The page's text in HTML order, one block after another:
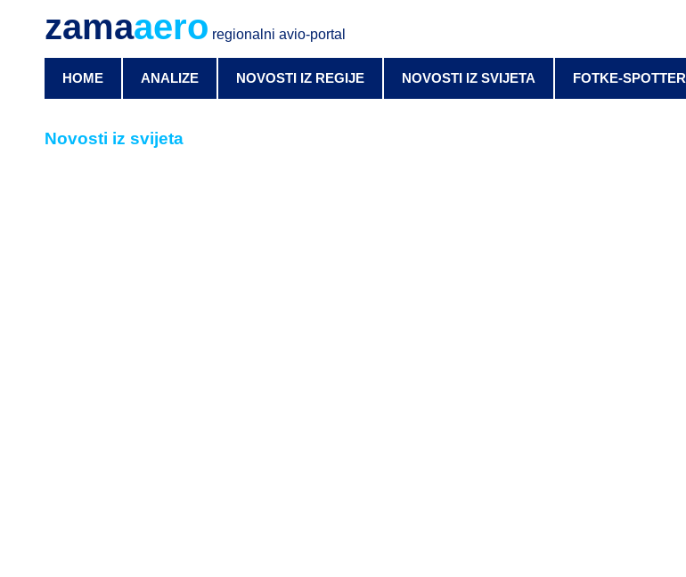
zamaaero regionalni avio-portal
HOME ANALIZE NOVOSTI IZ REGIJE NOVOSTI IZ SVIJETA FOTKE-SPOTTERI
Novosti iz svijeta